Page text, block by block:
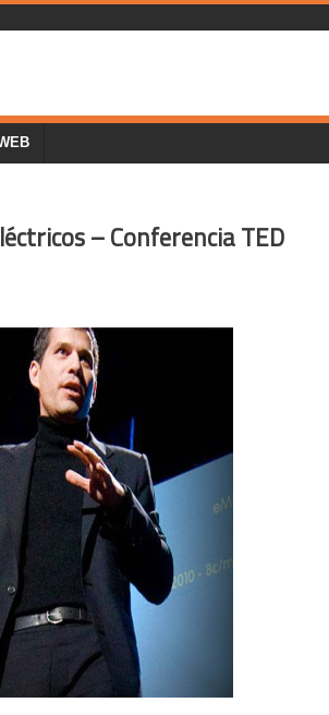
– Conferencia TED